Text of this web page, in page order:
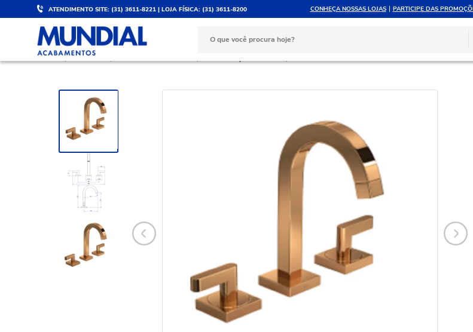
ATENDIMENTO SITE: (31) 3611-8221 | LOJA FÍSICA: (31) 3611-8200 CONHEÇA NOSSAS LOJAS PARTICIPE DAS
DESCONTO DE 5%
Válido para PIX e boleto
PARCELE ATÉ 10X SEM JUROS
BANHEIRO